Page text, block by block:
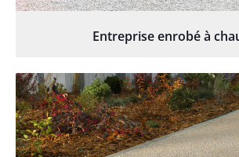
Entreprise enrobé à